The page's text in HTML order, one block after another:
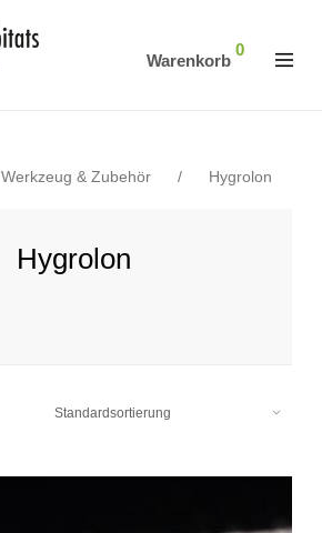
Warenkorb
0
Werkzeug & Zubehör / Hygrolon
Hygrolon